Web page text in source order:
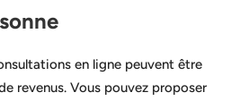
en ligne peuvent être
revenus. Vous pouvez proposer